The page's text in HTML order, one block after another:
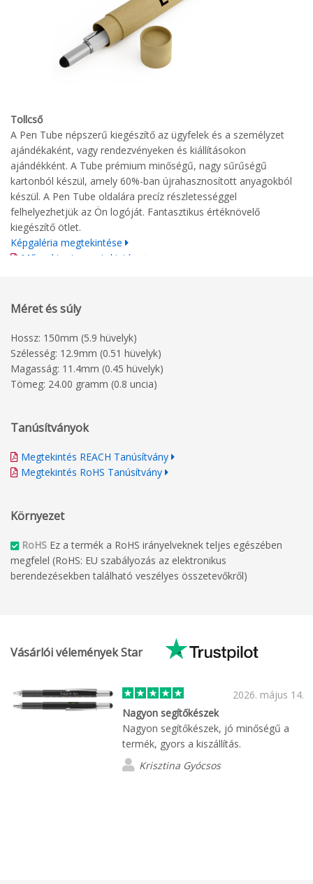
Tollcső
A Pen Tube népszerű kiegészítő az ügyfelek és a személyzet
ajándékaként, vagy rendezvényeken és kiállításokon
ajándékként. A Tube prémium minőségű, nagy sűrűségű
kartonból készül, amely 60%-ban újrahasznosított anyagokból
készül. A Pen Tube oldalára precíz részletességgel
felhelyezhetjük az Ön logóját. Fantasztikus értéknövelő
kiegészítő ötlet.
Képgaléria megtekintése
Műszaki rajz megtekintése
Méret és súly
Hossz: 150mm (5.9 hüvelyk)
Szélesség: 12.9mm (0.51 hüvelyk)
Magasság: 11.4mm (0.45 hüvelyk)
Tömeg: 24.00 gramm (0.8 uncia)
Tanúsítványok
Megtekintés REACH Tanúsítvány
Megtekintés RoHS Tanúsítvány
Környezet
RoHS Ez a termék a RoHS irányelveknek teljes egészében
megfelel (RoHS: EU szabályozás az elektronikus
berendezésekben található veszélyes összetevőkről)
Vásárlói vélemények Star
2026. május 14.
Nagyon segítőkészek
Nagyon segítőkészek, jó minőségű a
termék, gyors a kiszállítás.
Krisztina Gyócsos